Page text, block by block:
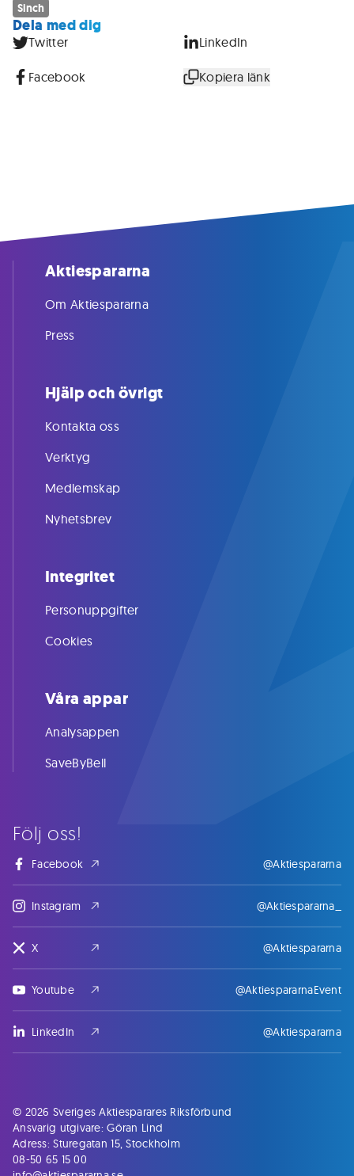
Sinch
Dela med dig
Twitter LinkedIn
Facebook Kopiera länk
Följ oss!
Facebook @Aktiespararna
Instagram @Aktiespararna_
X @Aktiespararna
Youtube @AktiespararnaEvent
LinkedIn @Aktiespararna
Aktiespararna
Om Aktiespararna
Press
Hjälp och övrigt
Kontakta oss
Verktyg
Medlemskap
Nyhetsbrev
Integritet
Personuppgifter
Cookies
Våra appar
Analysappen
SaveByBell
© 2026 Sveriges Aktiesparares Riksförbund
Ansvarig utgivare: Göran Lind
Adress: Sturegatan 15, Stockholm
08-50 65 15 00